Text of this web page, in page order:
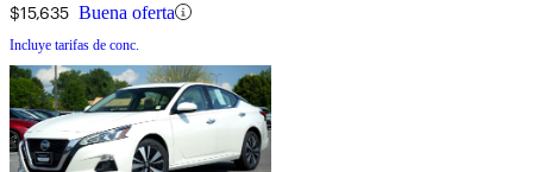
$15,635 Buena oferta
Incluye tarifas de conc.